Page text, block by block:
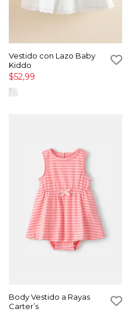
Vestido con Lazo Baby
Kiddo
$52,99
Body Vestido a Rayas
Carter’s